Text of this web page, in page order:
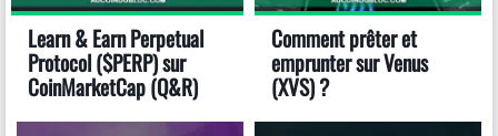
Learn & Earn Perpetual
Protocol ($PERP) sur
CoinMarketCap (Q&R)
Comment prêter et
emprunter sur Venus
(XVS) ?